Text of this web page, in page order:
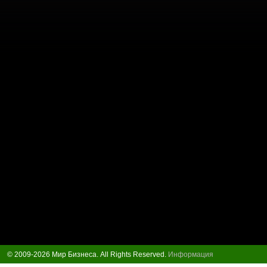
© 2009-2026 Мир Бизнеса. All Rights Reserved. Информация